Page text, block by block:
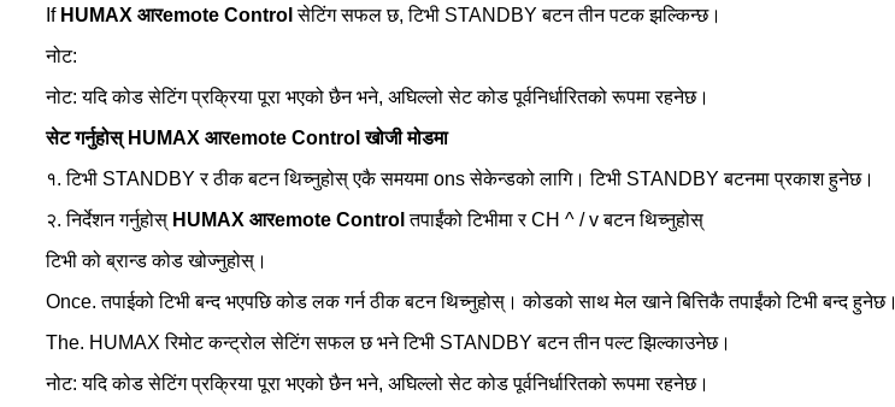
If HUMAX आरemote Controlसेटिंग सफल छ, टिभी STANDBY बटन तीन पटक झल्किन्छ।
नोट:
नोट: यदि कोड सेटिंग प्रक्रिया पूरा भएको छैन भने, अघिल्लो सेट कोड पूर्वनिर्धारितको रूपमा रहनेछ।
सेट गर्नुहोस् HUMAX आरemote Control खोजी मोडमा
१. टिभी STANDBY र ठीक बटन थिच्नुहोस् एकै समयमा ons सेकेन्डको लागि। टिभी STANDBY बटनमा प्रकाश हुनेछ।
२. निर्देशन गर्नुहोस् HUMAX आरemote Controlतपाईंको टिभीमा र CH ^ / v बटन थिच्नुहोस्
टिभी को ब्रान्ड कोड खोज्नुहोस्।
Once. तपाईको टिभी बन्द भएपछि कोड लक गर्न ठीक बटन थिच्नुहोस्। कोडको साथ मेल खाने बित्तिकै तपाईंको टिभी बन्द हुनेछ।
The. HUMAX रिमोट कन्ट्रोल सेटिंग सफल छ भने टिभी STANDBY बटन तीन पल्ट झिल्काउनेछ।
नोट: यदि कोड सेटिंग प्रक्रिया पूरा भएको छैन भने, अघिल्लो सेट कोड पूर्वनिर्धारितको रूपमा रहनेछ।